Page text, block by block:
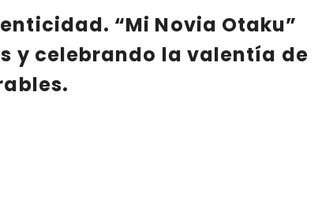
“Mi Novia Otaku”
y celebrando la valentía de